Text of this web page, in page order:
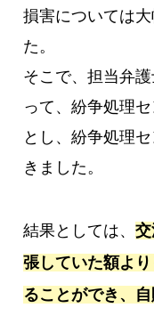
損害については
た。
そこで、担当弁
って、紛争処理
とし、紛争処理
きました。
結果としては、
張していた額よ
ることができ、